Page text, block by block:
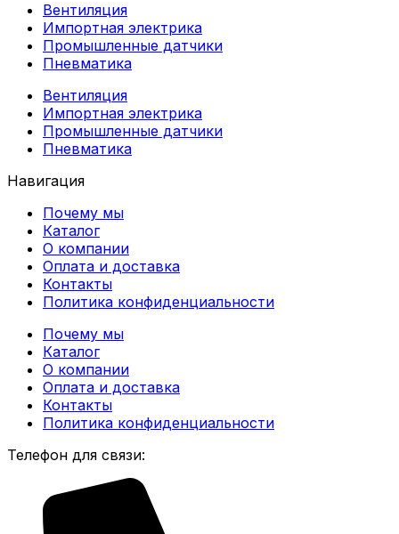
Вентиляция
Импортная электрика
Промышленные датчики
Пневматика
Вентиляция
Импортная электрика
Промышленные датчики
Пневматика
Навигация
Почему мы
Каталог
О компании
Оплата и доставка
Контакты
Политика конфиденциальности
Почему мы
Каталог
О компании
Оплата и доставка
Контакты
Политика конфиденциальности
Телефон для связи: